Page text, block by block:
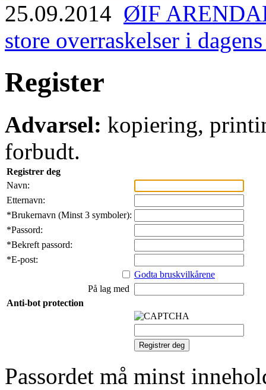
25.09.2014 ØIF
store overraskelser i
Register
Advarsel: kopiering,
forbudt.
Registrer deg
Navn:
Etternavn:
*Brukernavn (Minst 3 symboler):
*Passord:
*Bekreft passord:
*E-post:
Godta bruskvilkårene
På lag med
Anti-bot protection
Passordet må minst